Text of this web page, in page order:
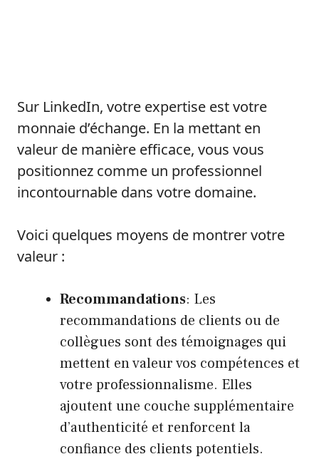
Sur LinkedIn, votre expertise est votre
monnaie d’échange. En la mettant en
valeur de manière efficace, vous vous
positionnez comme un professionnel
incontournable dans votre domaine.
Voici quelques moyens de montrer votre
valeur :
Recommandations: Les
recommandations de clients ou de
collègues sont des témoignages qui
mettent en valeur vos compétences et
votre professionnalisme. Elles
ajoutent une couche supplémentaire
d’authenticité et renforcent la
confiance des clients potentiels.